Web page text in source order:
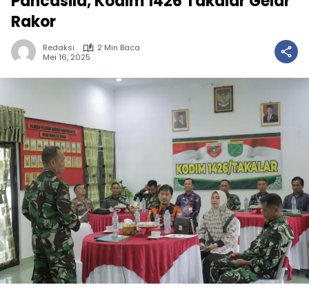
Rakor
Redaksi
2 Min Baca
Mei 16, 2025